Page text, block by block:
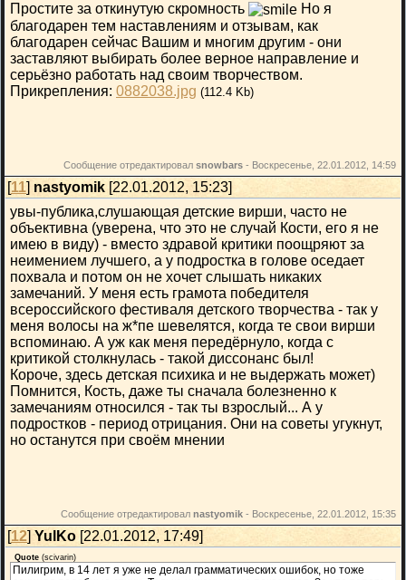
Простите за откинутую скромность
Но я
благодарен тем наставлениям и отзывам, как
благодарен сейчас Вашим и многим другим - они
заставляют выбирать более верное направление и
серьёзно работать над своим творчеством.
Прикрепления: 0882038.jpg (112.4 Kb)
Сообщение отредактировал snowbars - Воскресенье, 22.01.2012, 14:59
[11] nastyomik [22.01.2012, 15:23]
увы-публика,слушающая детские вирши, часто не
объективна (уверена, что это не случай Кости, его я не
имею в виду) - вместо здравой критики поощряют за
неимением лучшего, а у подростка в голове оседает
похвала и потом он не хочет слышать никаких
замечаний. У меня есть грамота победителя
всероссийского фестиваля детского творчества - так у
меня волосы на ж*пе шевелятся, когда те свои вирши
вспоминаю. А уж как меня передёрнуло, когда с
критикой столкнулась - такой диссонанс был!
Короче, здесь детская психика и не выдержать может)
Помнится, Кость, даже ты сначала болезненно к
замечаниям относился - так ты взрослый... А у
подростков - период отрицания. Они на советы угукнут,
но останутся при своём мнении
Сообщение отредактировал nastyomik - Воскресенье, 22.01.2012, 15:35
[12]YulKo [22.01.2012, 17:49]
Quote (scivarin)
Пилигрим, в 14 лет я уже не делал грамматических ошибок, но тоже